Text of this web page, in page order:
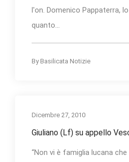
l'on. Domenico Pappaterra,
quanto...
By Basilicata Notizie
Dicembre 27, 2010
Giuliano (Lf) su appello
“Non vi è famiglia lucana che